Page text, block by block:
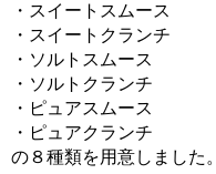
・スイートスムース
・スイートクランチ
・ソルトスムース
・ソルトクランチ
・ピュアスムース
・ピュアクランチ
の８種類を用意しました。